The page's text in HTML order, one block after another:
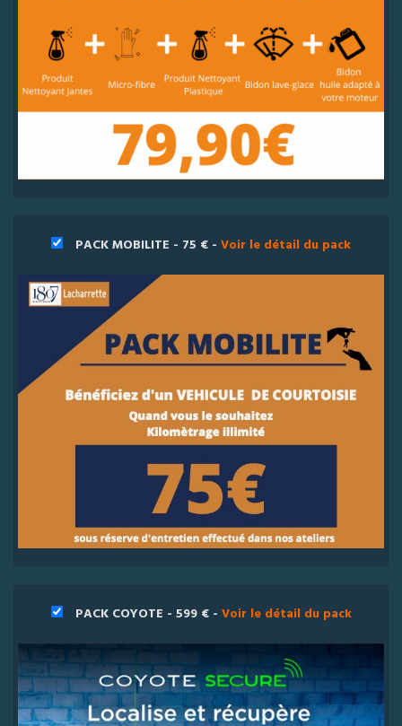
PACK MOBILITE - 75 € - Voir le détail du pack
PACK COYOTE - 599 € - Voir le détail du pack